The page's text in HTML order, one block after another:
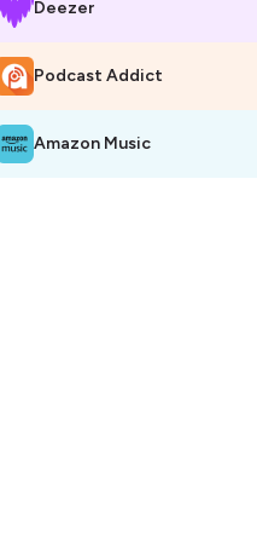
par Ausha. Visitez
Deezer
Podcast Addict
Amazon Music